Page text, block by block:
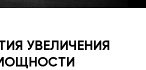
УВЕЛИЧЕНИЯ